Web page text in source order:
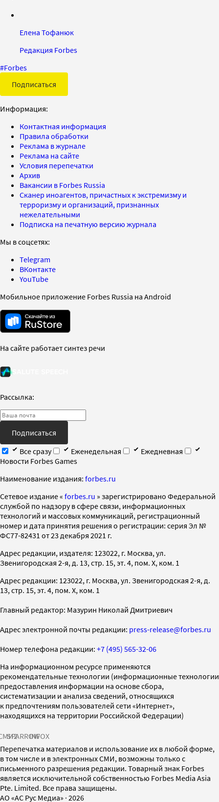
Елена Тофанюк
Редакция Forbes
#Forbes
Подписаться
Информация:
Контактная информация
Правила обработки
Реклама в журнале
Реклама на сайте
Условия перепечатки
Архив
Вакансии в Forbes Russia
Сканер иноагентов, причастных к экстремизму и
терроризму и организаций, признанных
нежелательными
Подписка на печатную версию журнала
Мы в соцсетях:
Telegram
ВКонтакте
YouTube
Мобильное приложение Forbes Russia на Android
На сайте работает синтез речи
Рассылка:
Подписаться
Все сразу
Еженедельная
Ежедневная
Новости Forbes Games
Наименование издания: forbes.ru
Cетевое издание « forbes.ru » зарегистрировано Федеральной
службой по надзору в сфере связи, информационных
технологий и массовых коммуникаций, регистрационный
номер и дата принятия решения о регистрации: серия Эл №
ФС77-82431 от 23 декабря 2021 г.
Адрес редакции, издателя: 123022, г. Москва, ул.
Звенигородская 2-я, д. 13, стр. 15, эт. 4, пом. X, ком. 1
Адрес редакции: 123022, г. Москва, ул. Звенигородская 2-я, д.
13, стр. 15, эт. 4, пом. X, ком. 1
Главный редактор: Мазурин Николай Дмитриевич
Адрес электронной почты редакции: press-release@forbes.ru
Номер телефона редакции: +7 (495) 565-32-06
На информационном ресурсе применяются
рекомендательные технологии (информационные технологии
предоставления информации на основе сбора,
систематизации и анализа сведений, относящихся
к предпочтениям пользователей сети «Интернет»,
находящихся на территории Российской Федерации)
SPARROWINFOX
Перепечатка материалов и использование их в любой форме,
в том числе и в электронных СМИ, возможны только с
письменного разрешения редакции. Товарный знак Forbes
является исключительной собственностью Forbes Media Asia
Pte. Limited. Все права защищены.
AO «АС Рус Медиа» · 2026